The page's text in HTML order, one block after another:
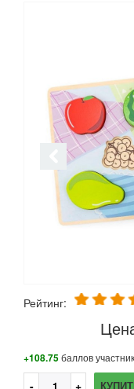
Рейтинг:
+108.75баллов